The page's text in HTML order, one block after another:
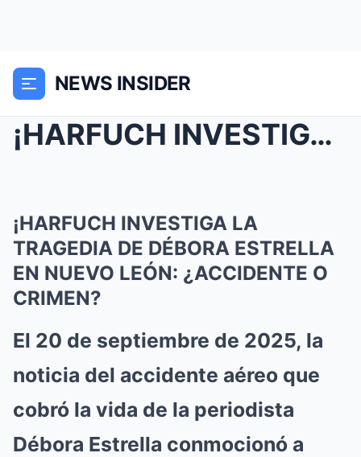
NEWS INSIDER
¡HARFUCH INVESTIGA LA TRAGEDIA DE DÉBORA ESTRELLA ...
¡HARFUCH INVESTIGA LA
TRAGEDIA DE DÉBORA ESTRELLA
EN NUEVO LEÓN: ¿ACCIDENTE O
CRIMEN?
El 20 de septiembre de 2025, la
noticia del accidente aéreo que
cobró la vida de la periodista
Débora Estrella conmocionó a